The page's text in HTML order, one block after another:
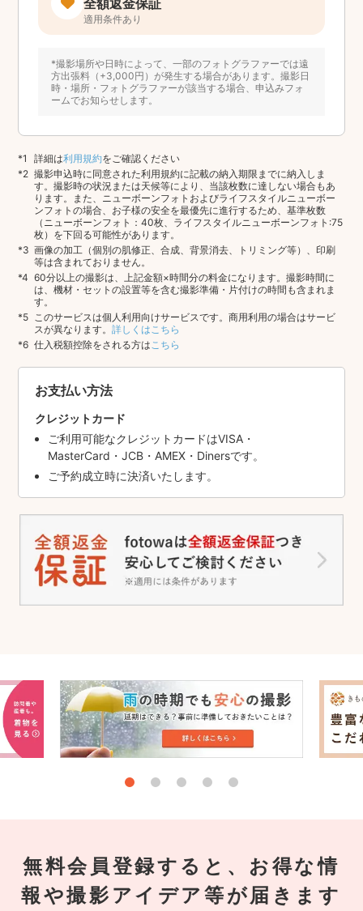
適用条件あり
*撮影場所や日時によって、一部のフォトグラファーでは遠
方出張料（+3,000円）が発生する場合があります。撮影日
時・場所・フォトグラファーが該当する場合、申込みフォ
ームでお知らせします。
詳細は利用規約をご確認ください
撮影申込時に同意された利用規約に記載の納入期限までに納入しま
す。撮影時の状況または天候等により、当該枚数に達しない場合もあ
ります。また、ニューボーンフォトおよびライフスタイルニューボー
ンフォトの場合、お子様の安全を最優先に進行するため、基準枚数
（ニューボーンフォト：40枚、ライフスタイルニューボーンフォト:75
枚）を下回る可能性があります。
画像の加工（個別の肌修正、合成、背景消去、トリミング等）、印刷
等は含まれておりません。
60分以上の撮影は、上記金額×時間分の料金になります。撮影時間に
は、機材・セットの設置等を含む撮影準備・片付けの時間も含まれま
す。
このサービスは個人利用向けサービスです。商用利用の場合はサービ
スが異なります。詳しくはこちら
仕入税額控除をされる方は こちら
お支払い方法
クレジットカード
ご利用可能なクレジットカードはVISA・
MasterCard・JCB・AMEX・Dinersです。
ご予約成立時に決済いたします。
無料会員登録すると、お得な情
報や撮影アイデア等が届きます